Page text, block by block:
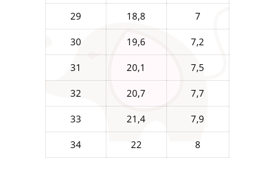
29 18,8 7
30 19,6 7,2
31 20,1 7,5
32 20,7 7,7
33 21,4 7,9
34 22 8